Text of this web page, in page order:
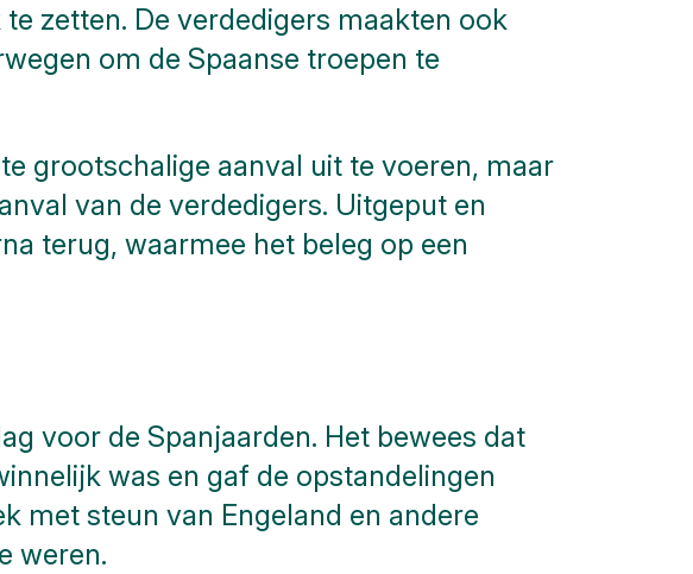
zetten. De verdedigers maakten ook
om de Spaanse troepen te
grootschalige aanval uit te voeren, maar
van de verdedigers. Uitgeput en
terug, waarmee het beleg op een
voor de Spanjaarden. Het bewees dat
was en gaf de opstandelingen
met steun van Engeland en andere
weren.